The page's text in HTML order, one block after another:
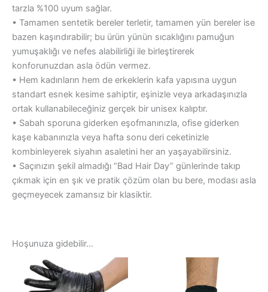
tarzla %100 uyum sağlar.
• Tamamen sentetik bereler terletir, tamamen yün bereler ise
bazen kaşındırabilir; bu ürün yünün sıcaklığını pamuğun
yumuşaklığı ve nefes alabilirliği ile birleştirerek
konforunuzdan asla ödün vermez.
• Hem kadınların hem de erkeklerin kafa yapısına uygun
standart esnek kesime sahiptir, eşinizle veya arkadaşınızla
ortak kullanabileceğiniz gerçek bir unisex kalıptır.
• Sabah sporuna giderken eşofmanınızla, ofise giderken
kaşe kabanınızla veya hafta sonu deri ceketinizle
kombinleyerek siyahın asaletini her an yaşayabilirsiniz.
• Saçınızın şekil almadığı “Bad Hair Day” günlerinde takıp
çıkmak için en şık ve pratik çözüm olan bu bere, modası asla
geçmeyecek zamansız bir klasiktir.
Hoşunuza gidebilir…